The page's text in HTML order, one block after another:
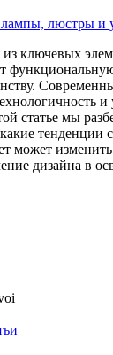
люстры и
ключевых
функциональную
и
статье мы
тенденции
может
дизайна в